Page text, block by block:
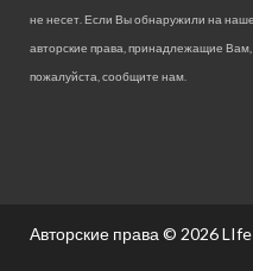
не несет. Если Вы обнаружили на
авторские права, принадлежащие
пожалуйста, сообщите нам.
Авторские права © 2026LIfe